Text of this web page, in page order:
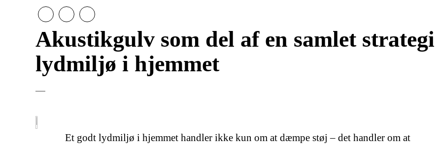
Akustikgulv som del af en samlet
lydmiljø i hjemmet
Et godt lydmiljø i hjemmet handler ikke kun om at dæmpe støj – det handler om at